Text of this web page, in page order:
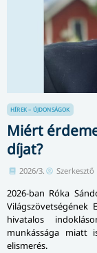
HÍREK – ÚJDONSÁGOK
Miért
díjat?
2026/3. Szerkesztő
2026-ban Róka
Világszövetségének
hivatalos
munkássága miatt
elismerés.